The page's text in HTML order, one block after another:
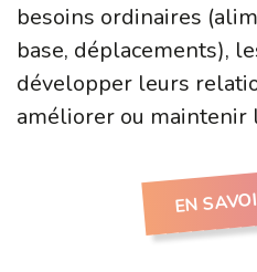
besoins ordinaires
base, déplacements),
développer leurs
améliorer ou maintenir
EN